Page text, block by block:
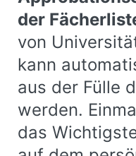
der
von
kann
aus der Fülle
werden.
das